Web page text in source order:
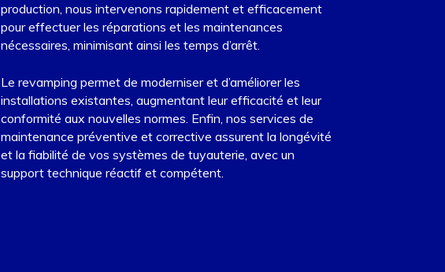
production, nous intervenons rapidement et efficacement
pour effectuer les réparations et les maintenances
nécessaires, minimisant ainsi les temps d’arrêt.
Le revamping permet de moderniser et d’améliorer les
installations existantes, augmentant leur efficacité et leur
conformité aux nouvelles normes. Enfin, nos services de
maintenance préventive et corrective assurent la longévité
et la fiabilité de vos systèmes de tuyauterie, avec un
support technique réactif et compétent.